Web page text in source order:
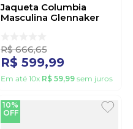
Jaqueta Columbia
Masculina Glennaker
R$ 666,65
R$ 599,99
Em até 10x R$ 59,99 sem juros
10%
OFF